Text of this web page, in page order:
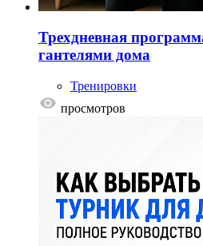
Трехдневная
гантелями дома
Тренировки
просмотров